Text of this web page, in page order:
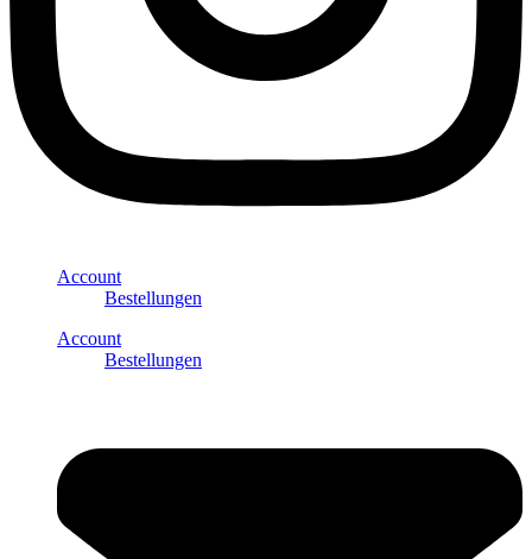
Account
Bestellungen
Account
Bestellungen